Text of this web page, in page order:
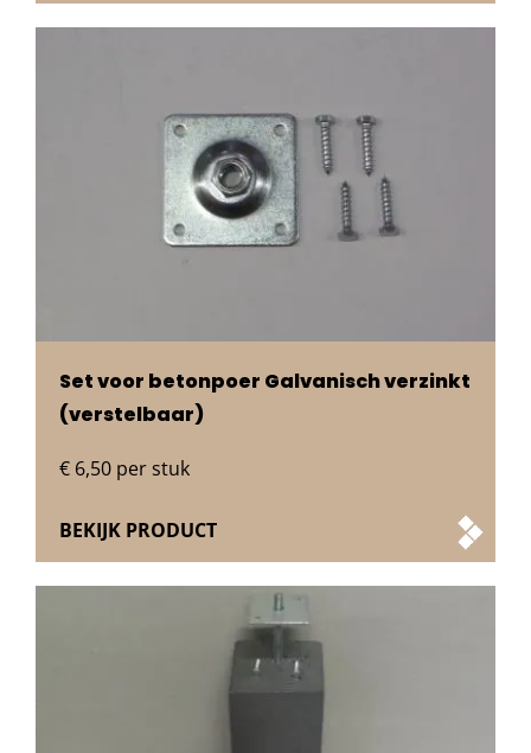
Set voor betonpoer Galvanisch verzinkt
(verstelbaar)
€6,50per stuk
BEKIJK PRODUCT